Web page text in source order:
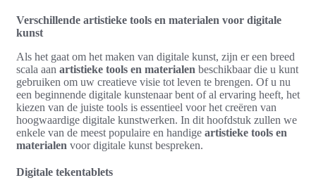
Verschillende artistieke tools en materialen voor digitale
kunst
Als het gaat om het maken van digitale kunst, zijn er een breed
scala aan artistieke tools en materialen beschikbaar die u kunt
gebruiken om uw creatieve visie tot leven te brengen. Of u nu
een beginnende digitale kunstenaar bent of al ervaring heeft, het
kiezen van de juiste tools is essentieel voor het creëren van
hoogwaardige digitale kunstwerken. In dit hoofdstuk zullen we
enkele van de meest populaire en handige artistieke tools en
materialen voor digitale kunst bespreken.
Digitale tekentablets